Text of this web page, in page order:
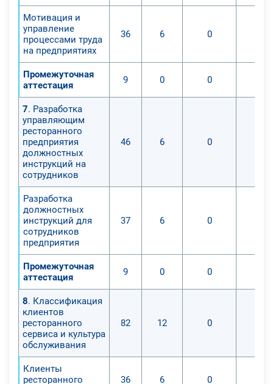
Мотивация и
управление
процессами труда
на предприятиях
36 6 0
Промежуточная
аттестация
9 0 0
7. Разработка
управляющим
ресторанного
предприятия
должностных
инструкций на
сотрудников
46 6 0
Разработка
должностных
инструкций для
сотрудников
предприятия
37 6 0
Промежуточная
аттестация
9 0 0
8. Классификация
клиентов
ресторанного
сервиса и культура
обслуживания
82 12 0
Клиенты
ресторанного
36 6 0